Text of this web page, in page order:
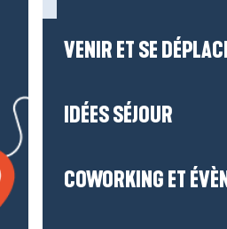
VENIR ET SE
IDÉES SÉJOUR
COWORKING ET